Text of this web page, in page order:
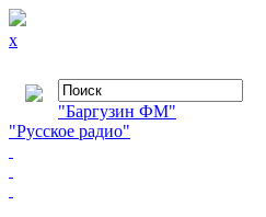
x
"Баргузин ФМ"
"Русское радио"